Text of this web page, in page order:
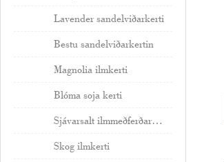
Lavender sandelviðarkerti
Bestu sandelviðarkertin
Magnolia ilmkerti
Blóma soja kerti
Sjávarsalt ilmmeðferðarkerti
Skog ilmkerti